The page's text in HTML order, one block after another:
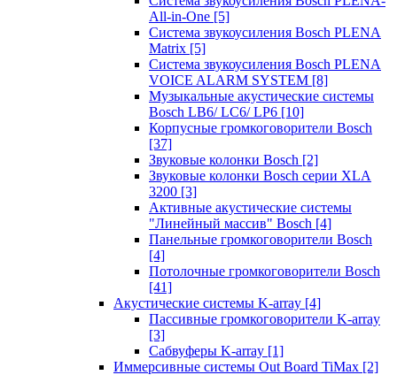
All-in-One [5]
Система звукоусиления Bosch PLENA
Matrix [5]
Система звукоусиления Bosch PLENA
VOICE ALARM SYSTEM [8]
Музыкальные акустические системы
Bosch LB6/ LC6/ LP6 [10]
Корпусные громкоговорители Bosch
[37]
Звуковые колонки Bosch [2]
Звуковые колонки Bosch серии XLA
3200 [3]
Активные акустические системы
"Линейный массив" Bosch [4]
Панельные громкоговорители Bosch
[4]
Потолочные громкоговорители Bosch
[41]
Акустические системы K-array [4]
Пассивные громкоговорители K-array
[3]
Сабвуферы K-array [1]
Иммерсивные системы Out Board TiMax [2]